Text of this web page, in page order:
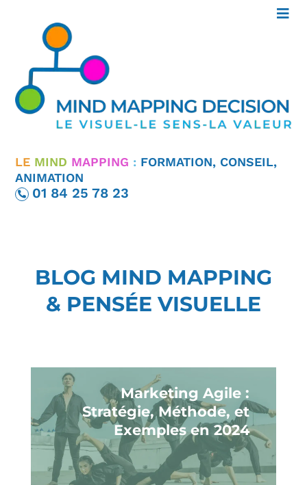
LE MIND MAPPING : FORMATION, CONSEIL,
ANIMATION
01 84 25 78 23
BLOG MIND MAPPING
& PENSÉE VISUELLE
Marketing Agile :
Stratégie, Méthode, et
Exemples en 2024